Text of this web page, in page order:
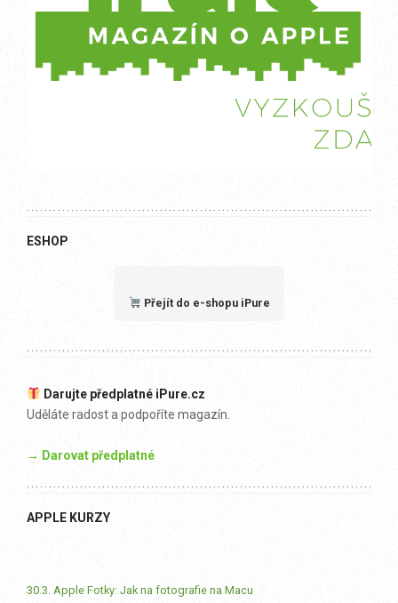
ESHOP
Přejít do e-shopu iPure
Darujte předplatné iPure.cz
Uděláte radost a podpoříte magazín.
→ Darovat předplatné
APPLE KURZY
30.3. Apple Fotky: Jak na fotografie na Macu